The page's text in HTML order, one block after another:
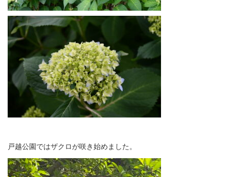
戸越公園ではザクロが咲き始めました。